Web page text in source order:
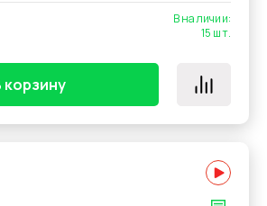
В наличии:
15 шт.
корзину